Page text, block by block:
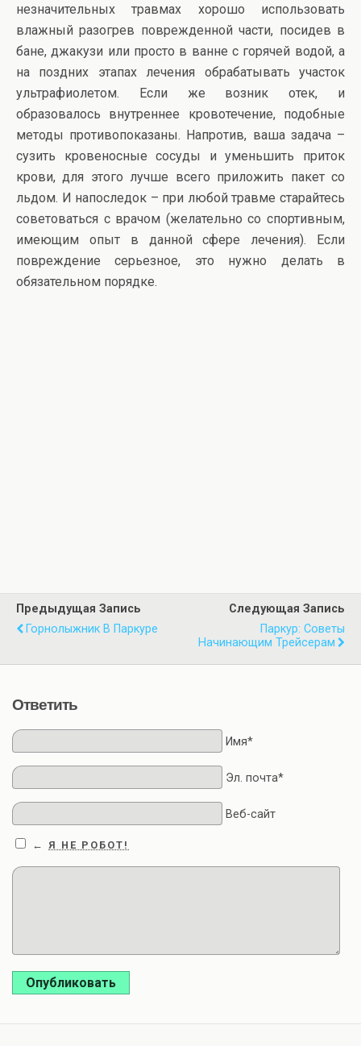
незначительных травмах хорошо использовать
влажный разогрев поврежденной части, посидев в
бане, джакузи или просто в ванне с горячей водой, а
на поздних этапах лечения обрабатывать участок
ультрафиолетом. Если же возник отек, и
образовалось внутреннее кровотечение, подобные
методы противопоказаны. Напротив, ваша задача –
сузить кровеносные сосуды и уменьшить приток
крови, для этого лучше всего приложить пакет со
льдом. И напоследок – при любой травме старайтесь
советоваться с врачом (желательно со спортивным,
имеющим опыт в данной сфере лечения). Если
повреждение серьезное, это нужно делать в
обязательном порядке.
Предыдущая Запись
Горнолыжник В Паркуре
Следующая Запись
Паркур: Советы
Начинающим Трейсерам
Ответить
Имя*
Эл. почта*
Веб-сайт
← Я НЕ РОБОТ!
Опубликовать